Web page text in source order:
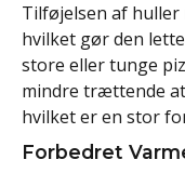
Tilføjelsen af huller
hvilket gør den
store eller tunge
mindre trættende
hvilket er en stor
Forbedret